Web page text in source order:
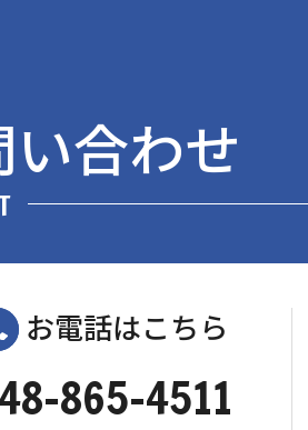
い合わせ
お電話はこちら
865-4511